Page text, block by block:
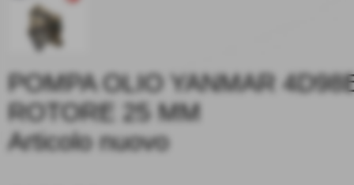
POMPA OLIO YANMAR
ROTORE 25 MM
Articolo nuovo